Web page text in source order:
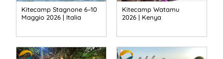
Kitecamp Stagnone 6–10
Maggio 2026 | Italia
Kitecamp Watamu
2026 | Kenya